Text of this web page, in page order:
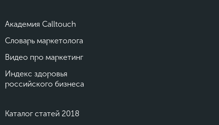
Академия Calltouch
Словарь маркетолога
Видео про маркетинг
Индекс здоровья
российского бизнеса
Каталог статей 2018